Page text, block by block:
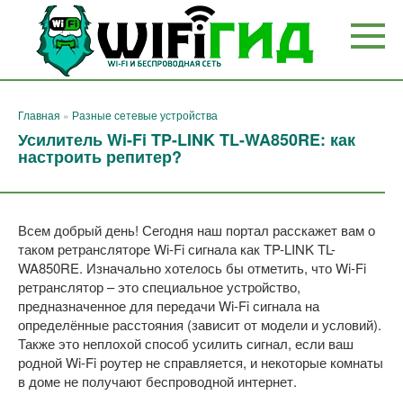
Перейти
контенту
Главная » Разные сетевые устройства
Усилитель Wi-Fi TP-LINK TL-WA850RE: как
настроить репитер?
Всем добрый день! Сегодня наш портал расскажет вам о
таком ретрансляторе Wi-Fi сигнала как TP-LINK TL-
WA850RE. Изначально хотелось бы отметить, что Wi-Fi
ретранслятор – это специальное устройство,
предназначенное для передачи Wi-Fi сигнала на
определённые расстояния (зависит от модели и условий).
Также это неплохой способ усилить сигнал, если ваш
родной Wi-Fi роутер не справляется, и некоторые комнаты
в доме не получают беспроводной интернет.